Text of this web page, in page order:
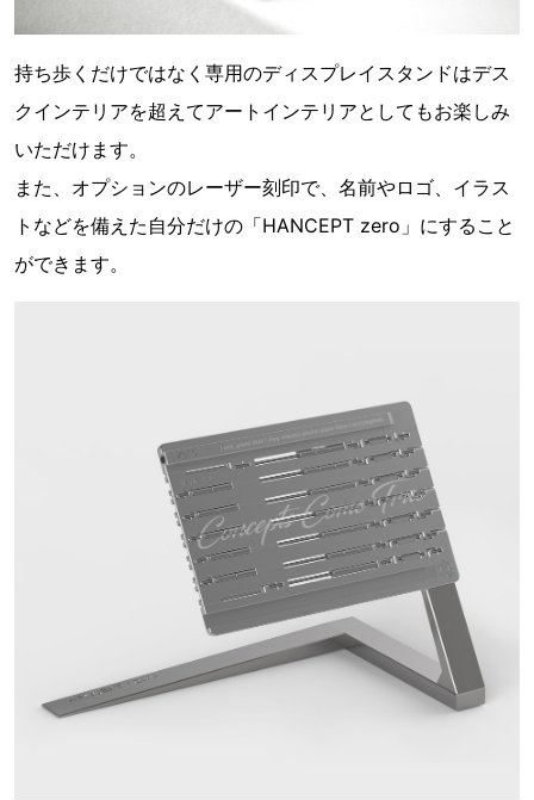
持ち歩くだけではなく専用のディスプレイスタンドはデス
クインテリアを超えてアートインテリアとしてもお楽しみ
いただけます。
また、オプションのレーザー刻印で、名前やロゴ、イラス
トなどを備えた自分だけの「HANCEPT zero」にすること
ができます。